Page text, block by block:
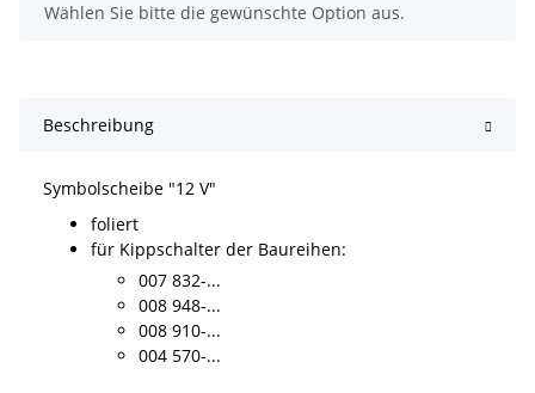
x
Wählen Sie bitte die gewünschte Option aus.
Beschreibung
Symbolscheibe "12 V"
foliert
für Kippschalter der Baureihen:
007 832-...
008 948-...
008 910-...
004 570-...